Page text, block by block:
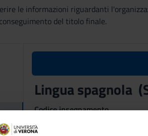
le informazioni riguardanti
del titolo finale.
Lingua spagnola
Codice insegnamento
4S00325